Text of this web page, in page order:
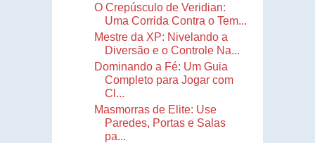
O Crepúsculo de Veridian:
Uma Corrida Contra o Tem...
Mestre da XP: Nivelando a
Diversão e o Controle Na...
Dominando a Fé: Um Guia
Completo para Jogar com
Cl...
Masmorras de Elite: Use
Paredes, Portas e Salas
pa...